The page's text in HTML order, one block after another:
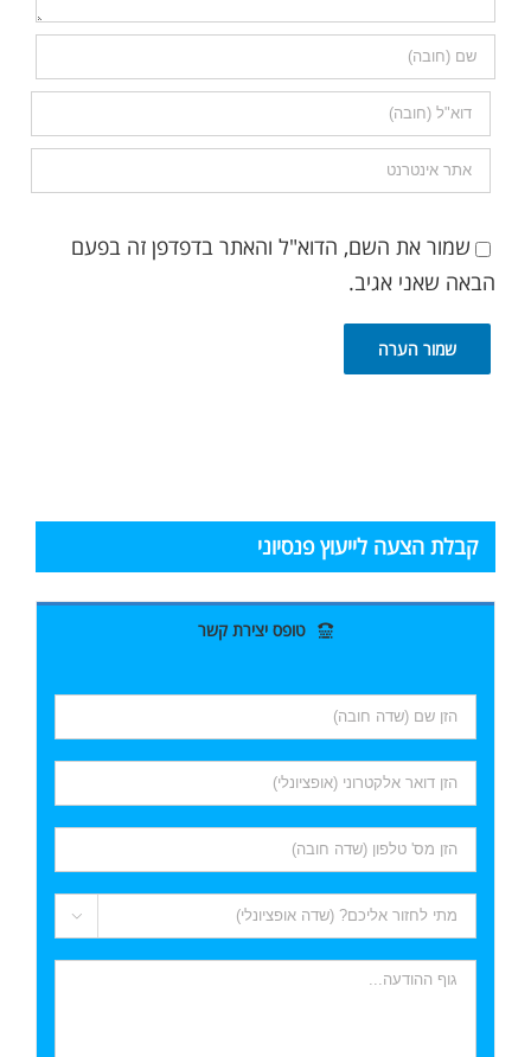
שמור את השם, הדוא"ל והאתר בדפדפן זה בפעם
הבאה שאני אגיב.
קבלת הצעה לייעוץ פנסיוני
טופס יצירת קשר
